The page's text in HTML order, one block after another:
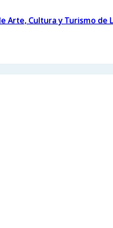
Arte, Cultura y Turismo de